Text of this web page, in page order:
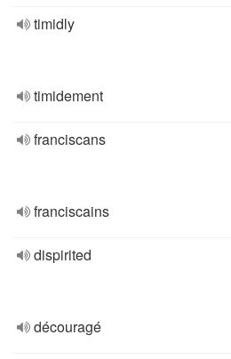
timidly
timidement
franciscans
franciscains
dispirited
découragé